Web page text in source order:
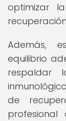
optimizar
Además,
equilibrio
respaldar
de